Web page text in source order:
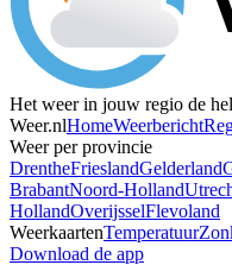
Het weer in jouw regio de
Weer.nlHomeWeerbericht
Weer per provincie
DrentheFrieslandGelderland
BrabantNoord-Holland
HollandOverijsselFlevoland
WeerkaartenTemperatuur
Download de app